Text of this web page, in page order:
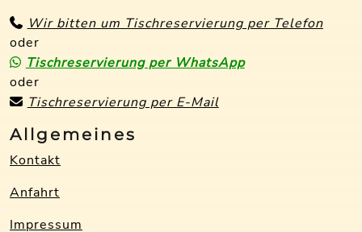
Wir bitten um Tischreservierung per Telefon
oder
Tischreservierung per WhatsApp
oder
Tischreservierung per E-Mail
Allgemeines
Kontakt
Anfahrt
Impressum